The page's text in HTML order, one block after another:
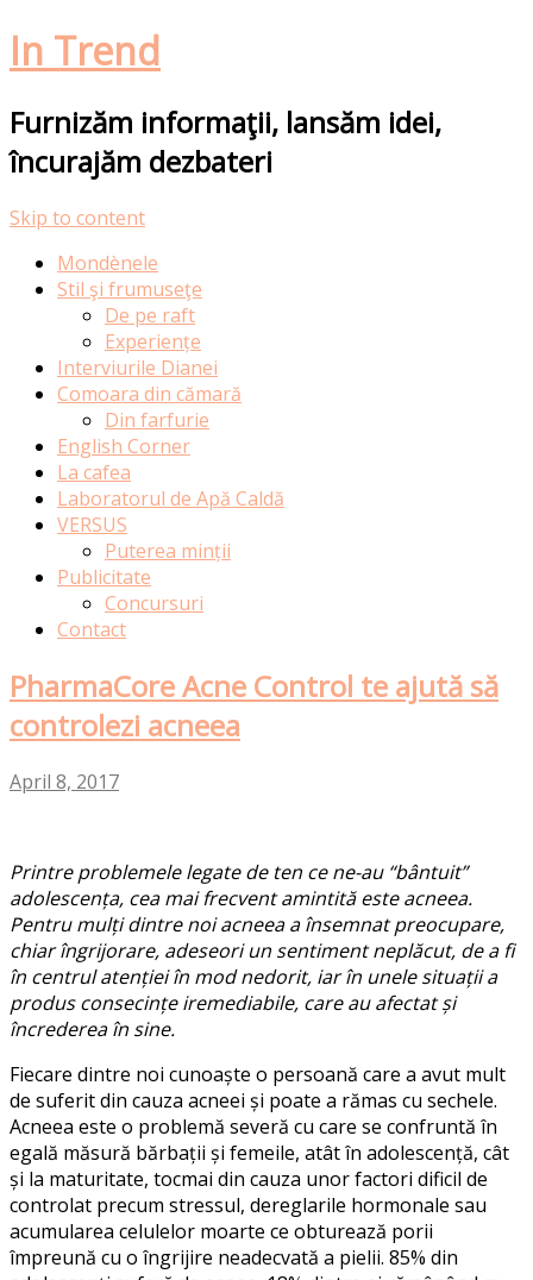
In Trend
Furnizăm informaţii, lansăm idei,
încurajăm dezbateri
Skip to content
Mondènele
Stil şi frumuseţe
De pe raft
Experiențe
Interviurile Dianei
Comoara din cămară
Din farfurie
English Corner
La cafea
Laboratorul de Apă Caldă
VERSUS
Puterea minții
Publicitate
Concursuri
Contact
PharmaCore Acne Control te ajută să
controlezi acneea
April 8, 2017
Printre problemele legate de ten ce ne-au “bântuit”
adolescența, cea mai frecvent amintită este acneea.
Pentru mulți dintre noi acneea a însemnat preocupare,
chiar îngrijorare, adeseori un sentiment neplăcut, de a fi
în centrul atenției în mod nedorit, iar în unele situații a
produs consecințe iremediabile, care au afectat și
încrederea în sine.
Fiecare dintre noi cunoaște o persoană care a avut mult
de suferit din cauza acneei și poate a rămas cu sechele.
Acneea este o problemă severă cu care se confruntă în
egală măsură bărbații și femeile, atât în adolescență, cât
și la maturitate, tocmai din cauza unor factori dificil de
controlat precum stressul, dereglarile hormonale sau
acumularea celulelor moarte ce obturează porii
împreună cu o îngrijire neadecvată a pielii. 85% din